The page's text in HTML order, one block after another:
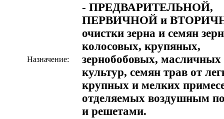
Назначение:
- ПРЕДВАРИТЕЛЬНОЙ,
ПЕРВИЧНОЙ и
очистки зерна и семян
колосовых, крупяных,
зернобобовых, масличных
культур, семян трав от
крупных и мелких
отделяемых воздушным
и решетами.